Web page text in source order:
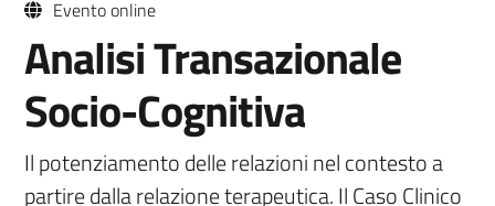
Evento online
Analisi Transazionale
Socio-Cognitiva
Il potenziamento delle relazioni nel contesto a
partire dalla relazione terapeutica. Il Caso Clinico